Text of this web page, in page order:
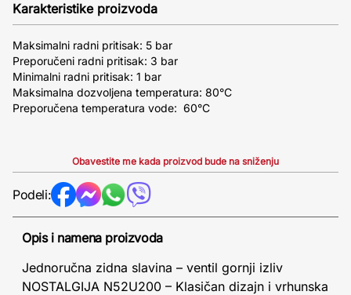
Karakteristike proizvoda
Maksimalni radni pritisak: 5 bar
Preporučeni radni pritisak: 3 bar
Minimalni radni pritisak: 1 bar
Maksimalna dozvoljena temperatura: 80°C
Preporučena temperatura vode: 60°C
Obavestite me kada proizvod bude na sniženju
Podeli:
Opis i namena proizvoda
Jednoručna zidna slavina – ventil gornji izliv
NOSTALGIJA N52U200 – Klasičan dizajn i vrhunska